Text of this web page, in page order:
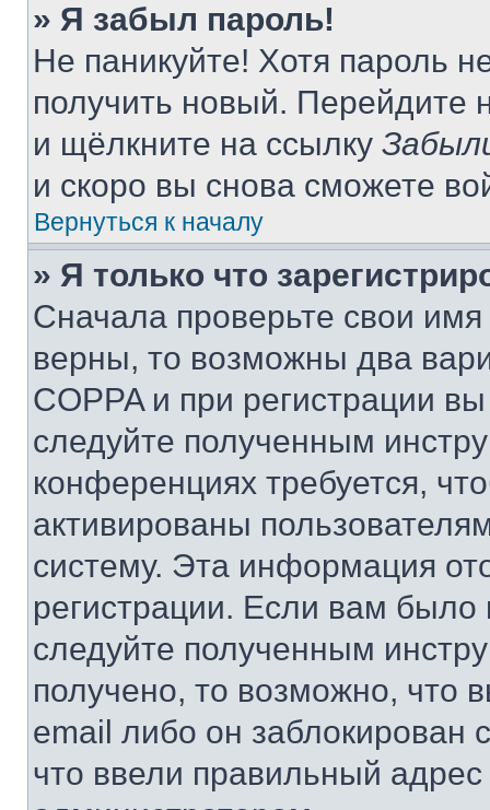
» Я забыл пароль!
Не паникуйте! Хотя пароль
получить новый. Перейдите
и щёлкните на ссылку
и скоро вы снова сможете
Вернуться к началу
» Я только что
Сначала проверьте свои
верны, то возможны два
COPPA и при регистрации
следуйте полученным
конференциях требуется,
активированы
систему. Эта информация
регистрации. Если вам
следуйте полученным
получено, то возможно, что
email либо он
что ввели правильный адрес